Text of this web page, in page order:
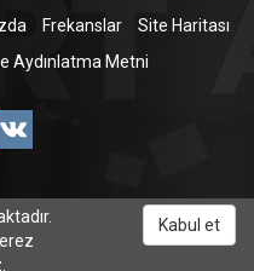
Frekanslar
Site Haritası
Aydınlatma Metni
YouTube
Kabul et